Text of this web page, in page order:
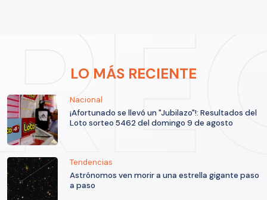
LO MÁS RECIENTE
Nacional
¡Afortunado se llevó un "Jubilazo"!: Resultados del
Loto sorteo 5462 del domingo 9 de agosto
Tendencias
Astrónomos ven morir a una estrella gigante paso
a paso